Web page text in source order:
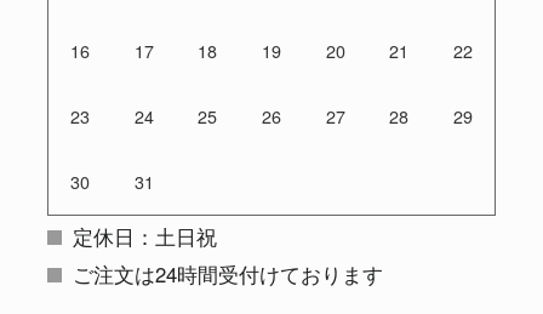
16 17 18 19 20 21 22
23 24 25 26 27 28 29
30 31
定休日：土日祝
ご注文は24時間受付けております